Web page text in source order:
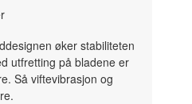
øker stabiliteten
utfretting på bladene er
Så viftevibrasjon og